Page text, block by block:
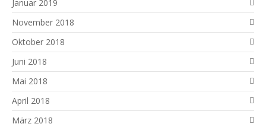
Januar 2019
November 2018
Oktober 2018
Juni 2018
Mai 2018
April 2018
März 2018